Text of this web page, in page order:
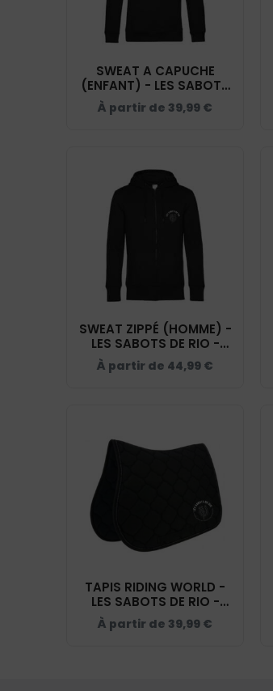
SWEAT A CAPUCHE
(ENFANT) - LES SABOTS
DE RIO - NOIR - K477
À partir de 39,99 €
SWEAT ZIPPÉ (HOMME) -
LES SABOTS DE RIO -
NOIR - BCU03K
À partir de 44,99 €
TAPIS RIDING WORLD -
LES SABOTS DE RIO -
NOIR - 20453
À partir de 39,99 €